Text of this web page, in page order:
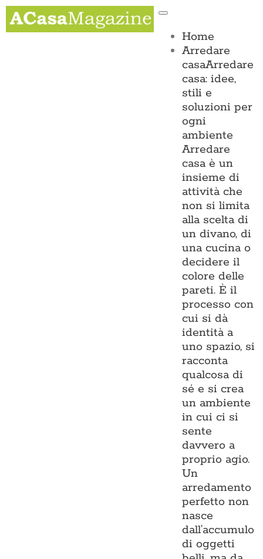
Salta
contenuto
Toggle
Home
Arredare
casaArredare
casa: idee,
stili e
soluzioni per
ogni
ambiente
Arredare
casa è un
insieme di
attività che
non si limita
alla scelta di
un divano, di
una cucina o
decidere il
colore delle
pareti. È il
processo con
cui si dà
identità a
uno spazio, si
racconta
qualcosa di
sé e si crea
un ambiente
in cui ci si
sente
davvero a
proprio agio.
Un
arredamento
perfetto non
nasce
dall’accumulo
di oggetti